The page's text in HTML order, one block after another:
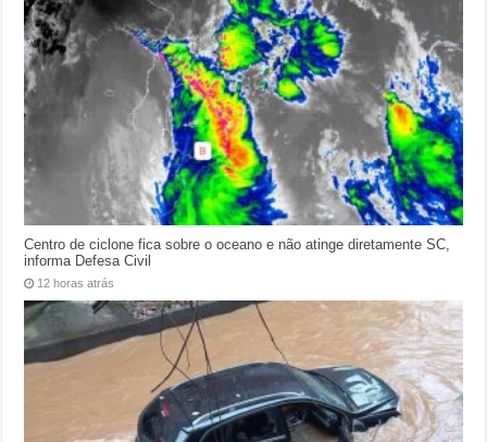
Centro de ciclone fica sobre o oceano e não atinge diretamente SC,
informa Defesa Civil
12 horas atrás